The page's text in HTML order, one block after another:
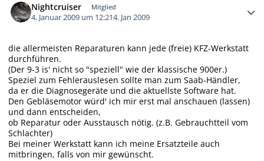
Nightcruiser Mitglied
4. Januar 2009 um 12:214. Jan 2009
die allermeisten Reparaturen kann jede (freie) KFZ-Werkstatt
durchführen.
(Der 9-3 is' nicht so "speziell" wie der klassische 900er.)
Speziel zum Fehlerauslesen sollte man zum Saab-Händler,
da er die Diagnosegeräte und die aktuellste Software hat.
Den Gebläsemotor würd' ich mir erst mal anschauen (lassen)
und dann entscheiden,
ob Reparatur oder Ausstausch nötig. (z.B. Gebrauchtteil vom
Schlachter)
Bei meiner Werkstatt kann ich meine Ersatzteile auch
mitbringen, falls von mir gewünscht.